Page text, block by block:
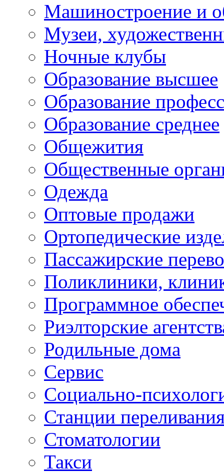
Машиностроение и
Музеи,
Ночные клубы
Образование высшее
Образование
Образование среднее
Общежития
Общественные
Одежда
Оптовые продажи
Ортопедические
Пассажирские
Поликлиники,
Программное
Риэлторские
Родильные дома
Сервис
Социально-
Станции
Стоматологии
Такси